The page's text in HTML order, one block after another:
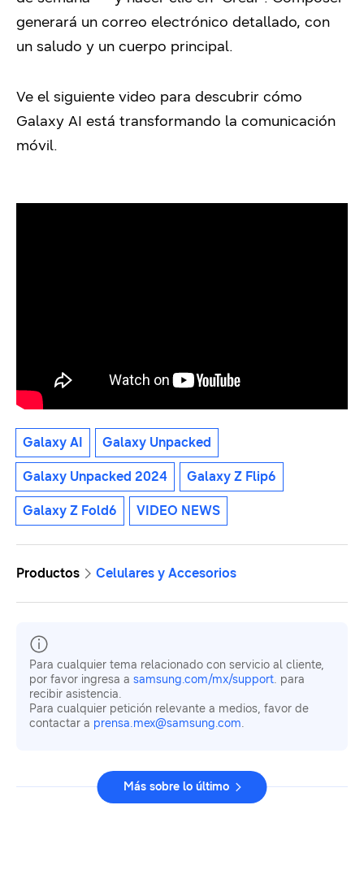
generará un correo electrónico detallado, con
un saludo y un cuerpo principal.
Ve el siguiente video para descubrir cómo
Galaxy AI está transformando la comunicación
móvil.
Galaxy AI Galaxy Unpacked
Galaxy Unpacked 2024 Galaxy Z Flip6
Galaxy Z Fold6 VIDEO NEWS
Productos Celulares y Accesorios
Para cualquier tema relacionado con servicio al cliente,
por favor ingresa a samsung.com/mx/support. para
recibir asistencia.
Para cualquier petición relevante a medios, favor de
contactar a prensa.mex@samsung.com.
Más sobre lo último